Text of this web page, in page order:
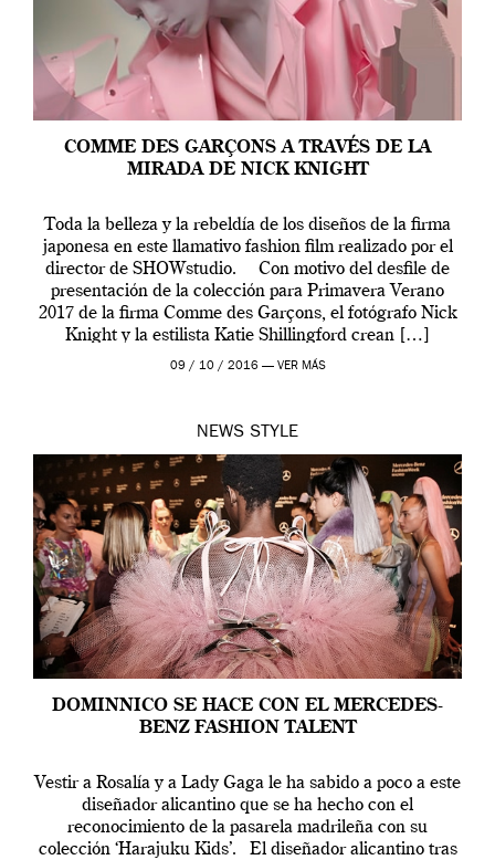
COMME DES GARÇONS A TRAVÉS DE LA
MIRADA DE NICK KNIGHT
Toda la belleza y la rebeldía de los diseños de la firma
japonesa en este llamativo fashion film realizado por el
director de SHOWstudio. Con motivo del desfile de
presentación de la colección para Primavera Verano
2017 de la firma Comme des Garçons, el fotógrafo Nick
Knight y la estilista Katie Shillingford crean […]
09 / 10 / 2016 — VER MÁS
NEWS STYLE
DOMINNICO SE HACE CON EL MERCEDES-
BENZ FASHION TALENT
Vestir a Rosalía y a Lady Gaga le ha sabido a poco a este
diseñador alicantino que se ha hecho con el
reconocimiento de la pasarela madrileña con su
colección ‘Harajuku Kids’. El diseñador alicantino tras